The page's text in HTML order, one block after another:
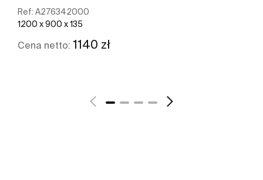
Ref: A276342000
1200 x 900 x 135
Cena netto: 1140 zł